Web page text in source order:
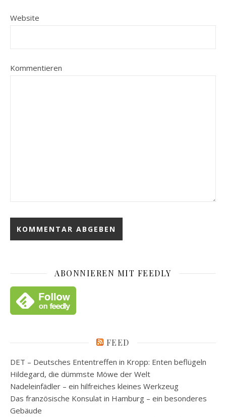
Website
Kommentieren
ABONNIEREN MIT FEEDLY
FEED
DET – Deutsches Ententreffen in Kropp: Enten beflügeln
Hildegard, die dümmste Möwe der Welt
Nadeleinfädler – ein hilfreiches kleines Werkzeug
Das französische Konsulat in Hamburg – ein besonderes
Gebäude